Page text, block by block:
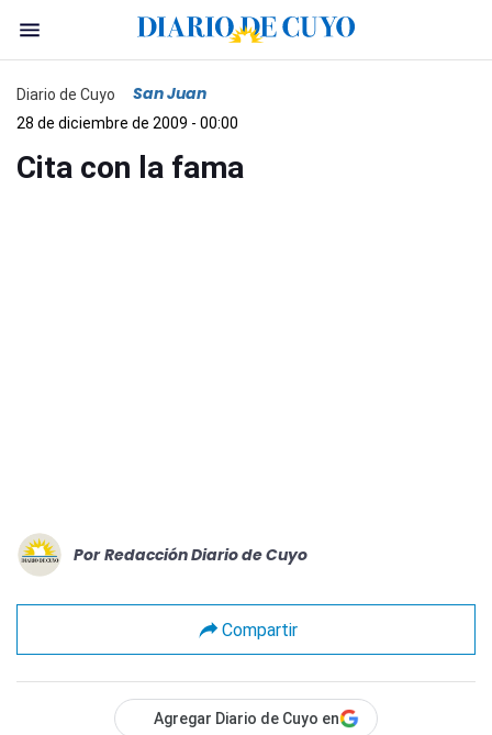
Diario de Cuyo San Juan
28 de diciembre de 2009 - 00:00
Cita con la fama
Por Redacción Diario de Cuyo
Compartir
Agregar Diario de Cuyo en